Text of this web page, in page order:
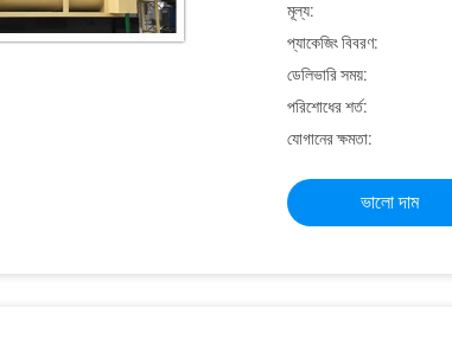
মূল্য:
প্যাকেজিং বিবরণ:
ডেলিভারি সময়:
পরিশোধের শর্ত:
যোগানের ক্ষমতা:
ভালো দাম